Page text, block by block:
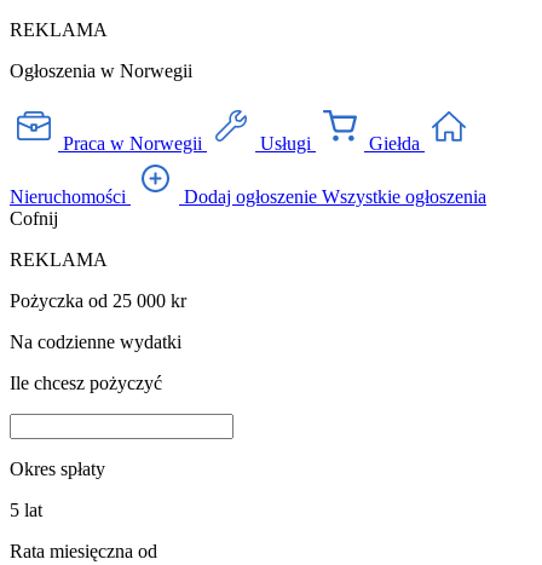
REKLAMA
Ogłoszenia w Norwegii
Praca w Norwegii Usługi Giełda
Nieruchomości Dodaj ogłoszenie Wszystkie ogłoszenia
Cofnij
REKLAMA
Pożyczka od 25 000 kr
Na codzienne wydatki
Ile chcesz pożyczyć
Okres spłaty
5 lat
Rata miesięczna od